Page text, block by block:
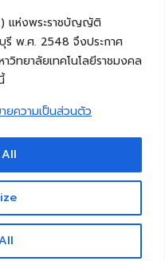
แห่งพระราชบัญญัติ
รี พ.ศ. 2548 จึงประกาศ
ทยาลัยเทคโนโลยีราชมงคล
ยความเป็นส่วนตัว
มศาสตร์ มหาวิทยาลัย
คลธัญบุรี